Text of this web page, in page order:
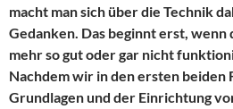
macht man sich über die Technik
Gedanken. Das beginnt erst, wenn
mehr so gut oder gar nicht
Nachdem wir in den ersten beiden
Grundlagen und der Einrichtung